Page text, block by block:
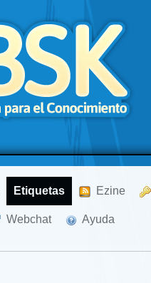
Etiquetas Ezine
Webchat Ayuda